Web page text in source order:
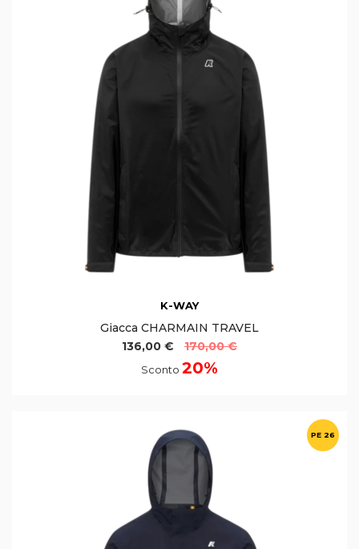
K-WAY
Giacca CHARMAIN TRAVEL
136,00 €
170,00 €
Sconto 20%
PE 26